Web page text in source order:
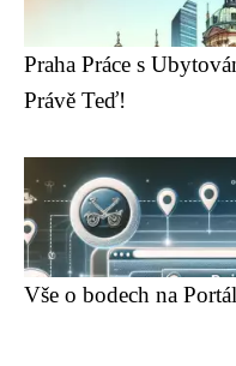
Praha Práce s
Právě Teď!
Vše o bodech na